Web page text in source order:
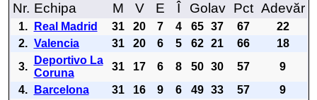
Nr. Echipa M V E Î Golav Pct Adevăr
1. Real Madrid 31 20 7 4 65 37 67
22
2. Valencia 31 20 6 5 62 21 66
18
3.
Deportivo La
Coruna
31 17 6 8 50 30 57
9
4.
Barcelona 31 16 9 6 49 33 57
9